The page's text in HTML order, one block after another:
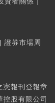
| 證券市場周
憲報刊登報章
股有限公司